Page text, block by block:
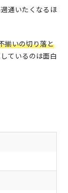
通いたくなるほ
揃いの切り落と
ているのは面白